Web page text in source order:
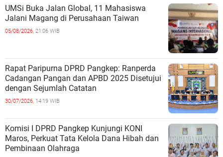
UMSi Buka Jalan Global, 11 Mahasiswa
Jalani Magang di Perusahaan Taiwan
05/08/2026, 21:06 WIB
Rapat Paripurna DPRD Pangkep: Ranperda
Cadangan Pangan dan APBD 2025 Disetujui
dengan Sejumlah Catatan
30/07/2026, 14:19 WIB
Komisi I DPRD Pangkep Kunjungi KONI
Maros, Perkuat Tata Kelola Dana Hibah dan
Pembinaan Olahraga